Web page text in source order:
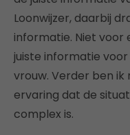
Loonwijzer, daarbij
informatie. Niet voor
juiste informatie
vrouw. Verder ben ik
ervaring dat de
complex is.